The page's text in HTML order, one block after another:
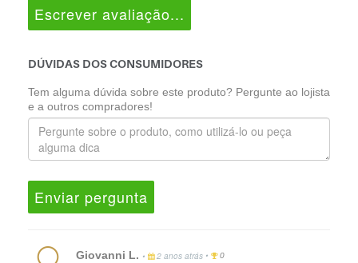
Escrever avaliação...
DÚVIDAS DOS CONSUMIDORES
Tem alguma dúvida sobre este produto? Pergunte ao lojista
e a outros compradores!
Enviar pergunta
Giovanni L. • 2 anos atrás • 0